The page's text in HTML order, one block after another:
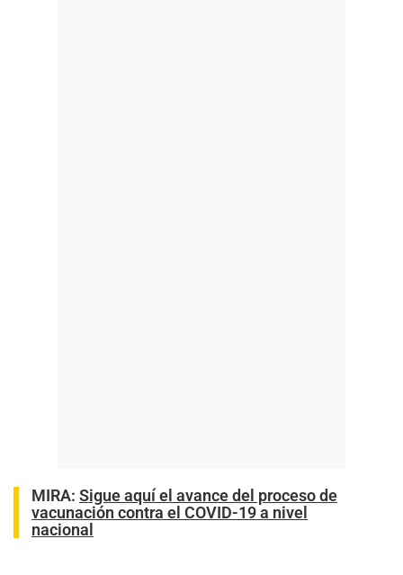
MIRA: Sigue aquí el avance del proceso de
vacunación contra el COVID-19 a nivel
nacional